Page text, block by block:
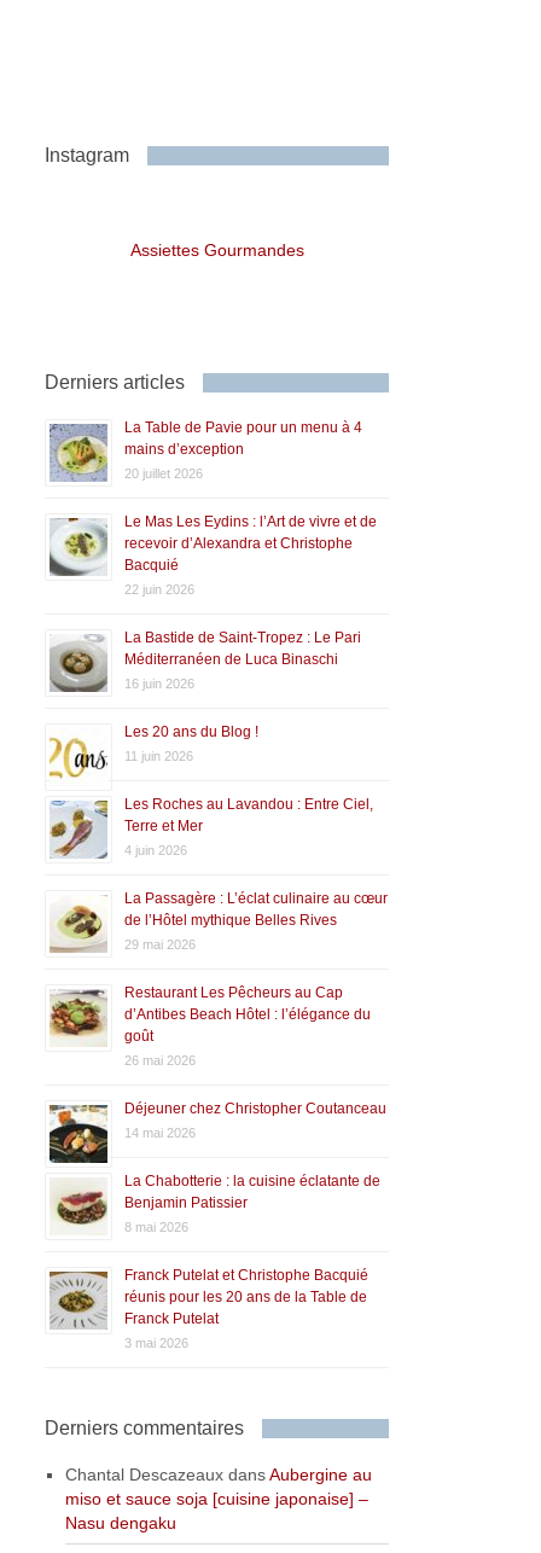
Instagram
Assiettes Gourmandes
Derniers articles
La Table de Pavie pour un menu à 4
mains d’exception
20 juillet 2026
Le Mas Les Eydins : l’Art de vivre et de
recevoir d’Alexandra et Christophe
Bacquié
22 juin 2026
La Bastide de Saint-Tropez : Le Pari
Méditerranéen de Luca Binaschi
16 juin 2026
Les 20 ans du Blog !
11 juin 2026
Les Roches au Lavandou : Entre Ciel,
Terre et Mer
4 juin 2026
La Passagère : L’éclat culinaire au cœur
de l’Hôtel mythique Belles Rives
29 mai 2026
Restaurant Les Pêcheurs au Cap
d’Antibes Beach Hôtel : l’élégance du
goût
26 mai 2026
Déjeuner chez Christopher Coutanceau
14 mai 2026
La Chabotterie : la cuisine éclatante de
Benjamin Patissier
8 mai 2026
Franck Putelat et Christophe Bacquié
réunis pour les 20 ans de la Table de
Franck Putelat
3 mai 2026
Derniers commentaires
Chantal Descazeaux dansAubergine au
miso et sauce soja [cuisine japonaise] –
Nasu dengaku